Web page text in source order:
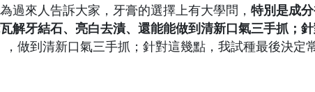
過來人告訴大家，牙膏的選擇上有大學問， 特別是成
解牙結石、亮白去漬、還能能做到清新口氣三手抓；
做到清新口氣三手抓；針對這幾點，我試種最後決定